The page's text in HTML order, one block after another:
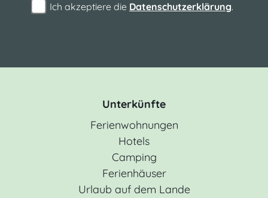
Ich akzeptiere die Datenschutzerklärung.
Unterkünfte
Ferienwohnungen
Hotels
Camping
Ferienhäuser
Urlaub auf dem Lande